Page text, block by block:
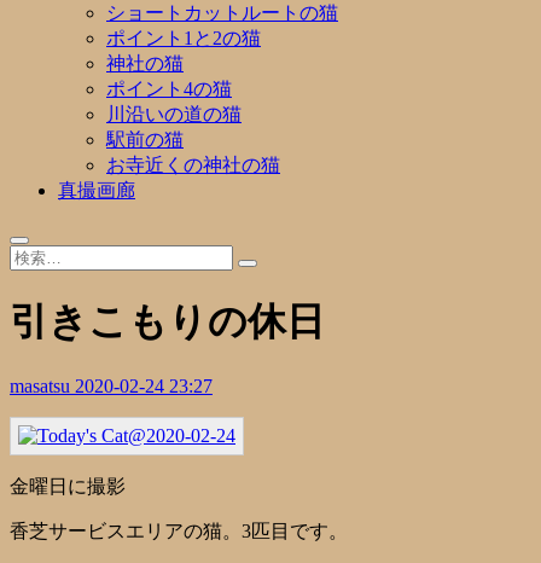
ショートカットルートの猫
ポイント1と2の猫
神社の猫
ポイント4の猫
川沿いの道の猫
駅前の猫
お寺近くの神社の猫
真撮画廊
引きこもりの休日
masatsu 2020-02-24 23:27
金曜日に撮影
香芝サービスエリアの猫。3匹目です。